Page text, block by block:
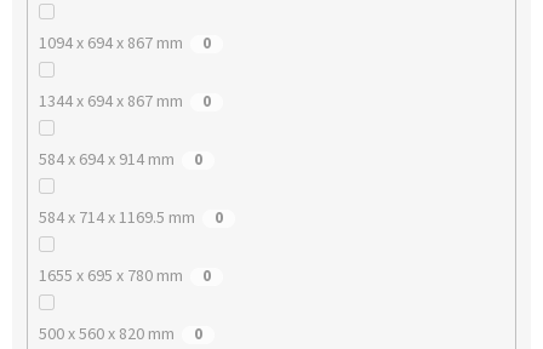
1094 x 694 x 867 mm 0
1344 x 694 x 867 mm 0
584 x 694 x 914 mm 0
584 x 714 x 1169.5 mm 0
1655 x 695 x 780 mm 0
500 x 560 x 820 mm 0